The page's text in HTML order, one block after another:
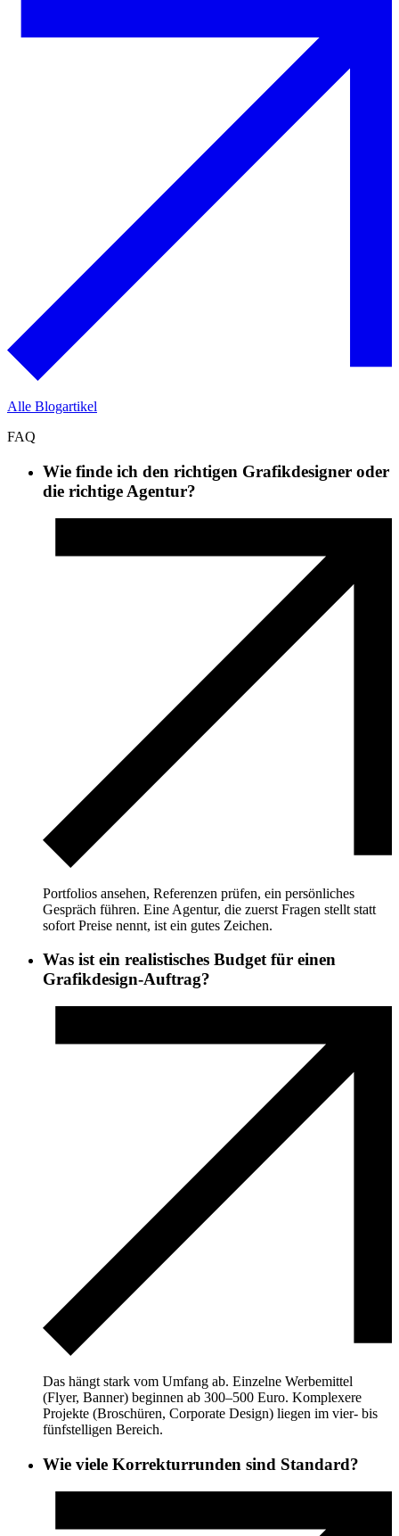
Alle Blogartikel
FAQ
Wie finde ich den richtigen Grafikdesigner oder
die richtige Agentur?
Portfolios ansehen, Referenzen prüfen, ein persönliches
Gespräch führen. Eine Agentur, die zuerst Fragen stellt statt
sofort Preise nennt, ist ein gutes Zeichen.
Was ist ein realistisches Budget für einen
Grafikdesign-Auftrag?
Das hängt stark vom Umfang ab. Einzelne Werbemittel
(Flyer, Banner) beginnen ab 300–500 Euro. Komplexere
Projekte (Broschüren, Corporate Design) liegen im vier- bis
fünfstelligen Bereich.
Wie viele Korrekturrunden sind Standard?